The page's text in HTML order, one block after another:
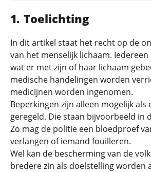
Toelichting
In dit artikel staat het recht op de
van het menselijk lichaam. Iedereen
wat er met zijn of haar lichaam
medische handelingen worden
medicijnen worden ingenomen.
Beperkingen zijn alleen mogelijk als
geregeld. Die staan bijvoorbeeld in
Zo mag de politie een bloedproef
verlangen of iemand fouilleren.
Wel kan de bescherming van de
bredere zin als doelstelling worden